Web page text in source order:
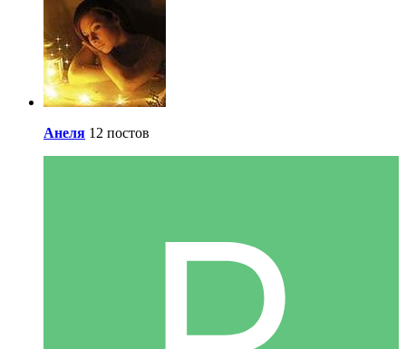
Анеля 12 постов